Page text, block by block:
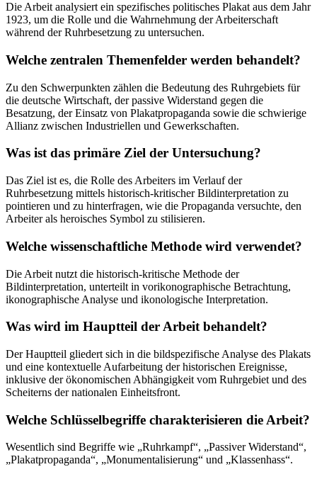
Die Arbeit analysiert ein spezifisches politisches Plakat aus dem Jahr
1923, um die Rolle und die Wahrnehmung der Arbeiterschaft
während der Ruhrbesetzung zu untersuchen.
Welche zentralen Themenfelder werden behandelt?
Zu den Schwerpunkten zählen die Bedeutung des Ruhrgebiets für
die deutsche Wirtschaft, der passive Widerstand gegen die
Besatzung, der Einsatz von Plakatpropaganda sowie die schwierige
Allianz zwischen Industriellen und Gewerkschaften.
Was ist das primäre Ziel der Untersuchung?
Das Ziel ist es, die Rolle des Arbeiters im Verlauf der
Ruhrbesetzung mittels historisch-kritischer Bildinterpretation zu
pointieren und zu hinterfragen, wie die Propaganda versuchte, den
Arbeiter als heroisches Symbol zu stilisieren.
Welche wissenschaftliche Methode wird verwendet?
Die Arbeit nutzt die historisch-kritische Methode der
Bildinterpretation, unterteilt in vorikonographische Betrachtung,
ikonographische Analyse und ikonologische Interpretation.
Was wird im Hauptteil der Arbeit behandelt?
Der Hauptteil gliedert sich in die bildspezifische Analyse des Plakats
und eine kontextuelle Aufarbeitung der historischen Ereignisse,
inklusive der ökonomischen Abhängigkeit vom Ruhrgebiet und des
Scheiterns der nationalen Einheitsfront.
Welche Schlüsselbegriffe charakterisieren die Arbeit?
Wesentlich sind Begriffe wie „Ruhrkampf“, „Passiver Widerstand“,
„Plakatpropaganda“, „Monumentalisierung“ und „Klassenhass“.